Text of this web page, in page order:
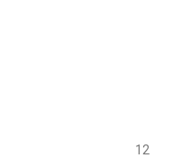
12